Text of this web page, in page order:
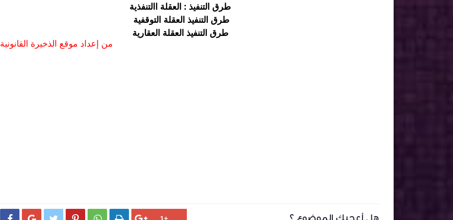
طرق التنفيذ : العقلة االتنفذية
طرق التنفيذ العقلة التوقفية
طرق التنفيذ العقلة العقارية
من إعداد موقع الذخيرة القانونية